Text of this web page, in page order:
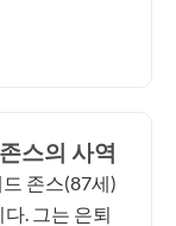
스의 사역
존스(87세)
. 그는 은퇴